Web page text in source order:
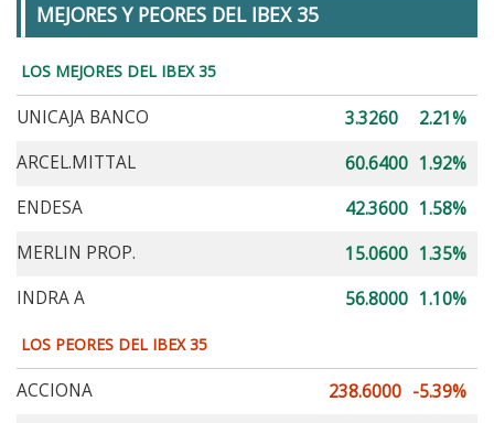
MEJORES Y PEORES DEL IBEX 35
LOS MEJORES DEL IBEX 35
UNICAJA BANCO 3.3260
2.21%
ARCEL.MITTAL
60.6400 1.92%
ENDESA
42.3600 1.58%
MERLIN PROP.
15.0600 1.35%
INDRA A
56.8000 1.10%
LOS PEORES DEL IBEX 35
ACCIONA 238.6000 -5.39%